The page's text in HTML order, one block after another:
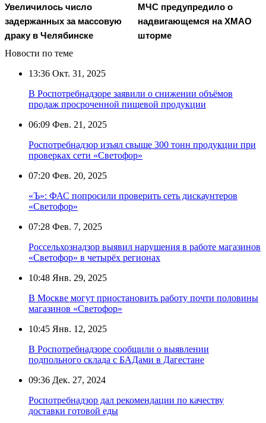
Увеличилось число
задержанных за массовую
драку в Челябинске
МЧС предупредило о
надвигающемся на ХМАО
шторме
Новости по теме
13:36 Окт. 31, 2025
В Роспотребнадзоре заявили о снижении объёмов
продаж просроченной пищевой продукции
06:09 Фев. 21, 2025
Роспотребнадзор изъял свыше 300 тонн продукции при
проверках сети «Светофор»
07:20 Фев. 20, 2025
«Ъ»: ФАС попросили проверить сеть дискаунтеров
«Светофор»
07:28 Фев. 7, 2025
Россельхознадзор выявил нарушения в работе магазинов
«Светофор» в четырёх регионах
10:48 Янв. 29, 2025
В Москве могут приостановить работу почти половины
магазинов «Светофор»
10:45 Янв. 12, 2025
В Роспотребнадзоре сообщили о выявлении
подпольного склада с БАДами в Дагестане
09:36 Дек. 27, 2024
Роспотребнадзор дал рекомендации по качеству
доставки готовой еды